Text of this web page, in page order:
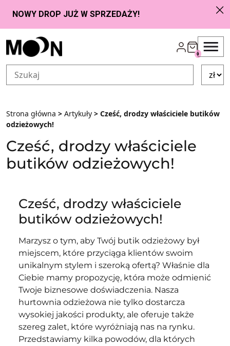
Przejdź do zawartości
0
Strona główna > Artykuły > Cześć, drodzy właściciele butików
odzieżowych!
Cześć, drodzy właściciele
butików odzieżowych!
Cześć, drodzy właściciele
butików odzieżowych!
Marzysz o tym, aby Twój butik odzieżowy był
miejscem, które przyciąga klientów swoim
unikalnym stylem i szeroką ofertą? Właśnie dla
Ciebie mamy propozycję, która może odmienić
Twoje biznesowe doświadczenia. Nasza
hurtownia odzieżowa nie tylko dostarcza
wysokiej jakości produkty, ale oferuje także
szereg zalet, które wyróżniają nas na rynku.
Przedstawiamy kilka powodów, dla których